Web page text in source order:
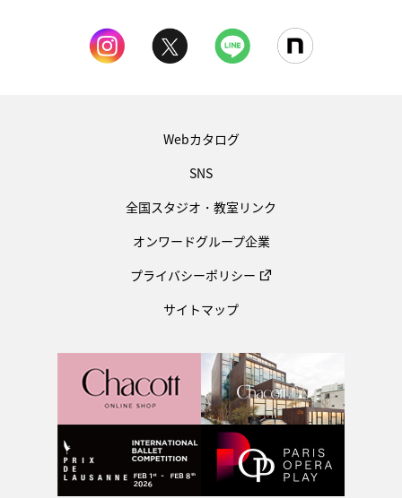
Webカタログ
SNS
全国スタジオ・教室リンク
オンワードグループ企業
プライバシーポリシー
サイトマップ